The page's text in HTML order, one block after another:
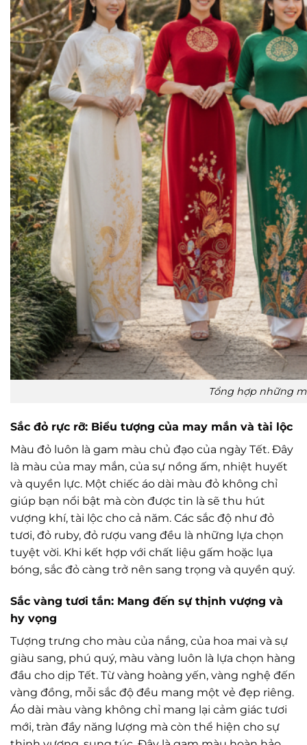
Tổng hợp những
Sắc đỏ rực rỡ: Biểu tượng của may mắn và tài lộc
Màu đỏ luôn là gam màu chủ đạo của ngày Tết. Đây
là màu của may mắn, của sự nồng ấm, nhiệt huyết
và quyền lực. Một chiếc áo dài màu đỏ không chỉ
giúp bạn nổi bật mà còn được tin là sẽ thu hút
vượng khí, tài lộc cho cả năm. Các sắc độ như đỏ
tươi, đỏ ruby, đỏ rượu vang đều là những lựa chọn
tuyệt vời. Khi kết hợp với chất liệu gấm hoặc lụa
bóng, sắc đỏ càng trở nên sang trọng và quyền quý.
Sắc vàng tươi tắn: Mang đến sự thịnh vượng và
hy vọng
Tượng trưng cho màu của nắng, của hoa mai và sự
giàu sang, phú quý, màu vàng luôn là lựa chọn hàng
đầu cho dịp Tết. Từ vàng hoàng yến, vàng nghệ đến
vàng đồng, mỗi sắc độ đều mang một vẻ đẹp riêng.
Áo dài màu vàng không chỉ mang lại cảm giác tươi
mới, tràn đầy năng lượng mà còn thể hiện cho sự